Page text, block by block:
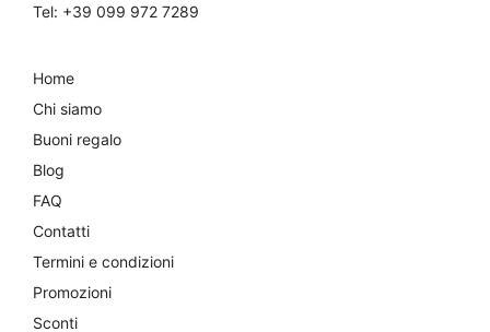
Tel: +39 099 972 7289
Home
Chi siamo
Buoni regalo
Blog
FAQ
Contatti
Termini e condizioni
Promozioni
Sconti